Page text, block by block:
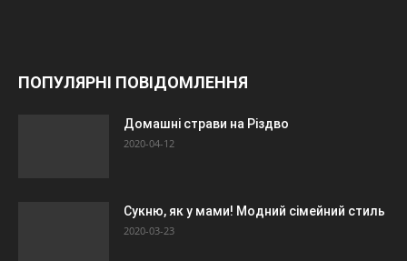
ПОПУЛЯРНІ ПОВІДОМЛЕННЯ
Домашні страви на Різдво
2020-04-12
Сукню, як у мами! Модний сімейний стиль
2020-03-23